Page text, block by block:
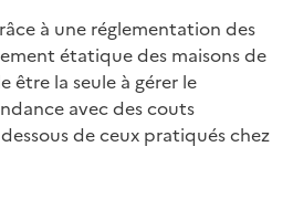
à une réglementation des
étatique des maisons de
être la seule à gérer le
avec des couts
de ceux pratiqués chez